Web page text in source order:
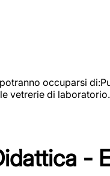
occuparsi
vetrerie di laboratorio.
-